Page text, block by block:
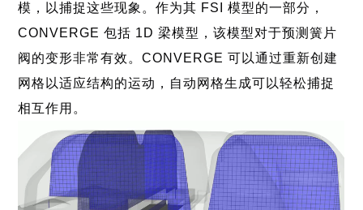
模，以捕捉这些现象。作为其 FSI 模型的一部分，
CONVERGE 包括 1D 梁模型，该模型对于预测簧片
阀的变形非常有效。CONVERGE 可以通过重新创建
网格以适应结构的运动，自动网格生成可以轻松捕捉
相互作用。